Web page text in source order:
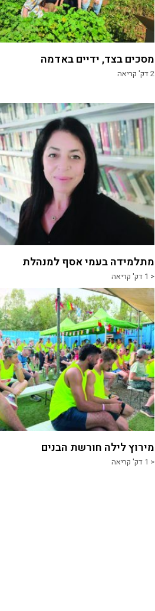
מסכים בצד, ידיים באדמה
2דק' קריאה
מתלמידה בעמי אסף למנהלת
< 1 דק' קריאה
מירוץ לילה חורשת הבנים
< 1 דק' קריאה